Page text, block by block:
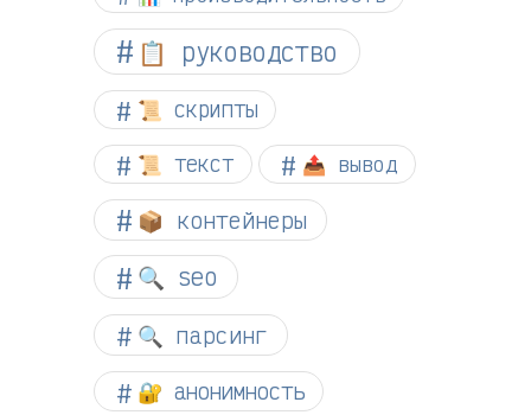
📋 руководство
📜 скрипты
📜 текст 📤 вывод
📦 контейнеры
🔍 seo
🔍 парсинг
🔐 анонимность